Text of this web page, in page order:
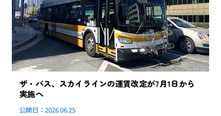
ザ・バス、スカイラインの運賃改定が7月1日から
実施へ
公開日：2026.06.25